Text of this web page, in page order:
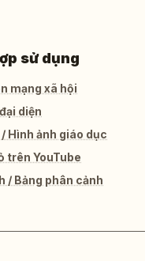
sử dụng
mạng xã hội
diện
Hình ảnh giáo dục
trên YouTube
/ Bảng phân cảnh